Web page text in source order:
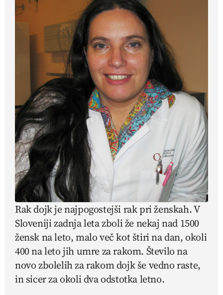
Rak dojk je najpogostejši rak pri ženskah. V
Sloveniji zadnja leta zboli že nekaj nad 1500
žensk na leto, malo več kot štiri na dan, okoli
400 na leto jih umre za rakom. Število na
novo zbolelih za rakom dojk še vedno raste,
in sicer za okoli dva odstotka letno.